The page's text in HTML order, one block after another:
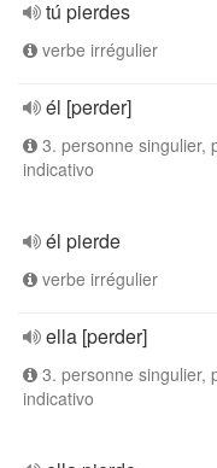
tú pierdes
verbe irrégulier
él [perder]
3. personne singulier,
indicativo
él pierde
verbe irrégulier
ella [perder]
3. personne singulier,
indicativo